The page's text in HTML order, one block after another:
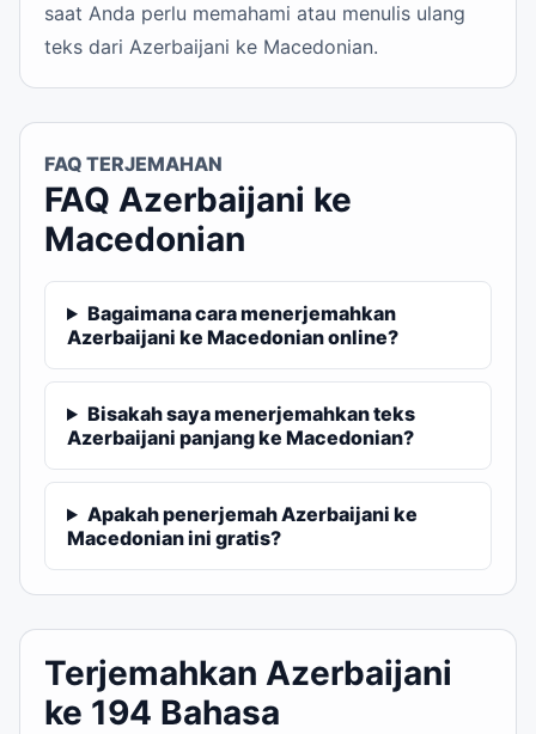
saat Anda perlu memahami atau menulis ulang
teks dari Azerbaijani ke Macedonian.
FAQ TERJEMAHAN
FAQ Azerbaijani ke
Macedonian
Bagaimana cara menerjemahkan
Azerbaijani ke Macedonian online?
Bisakah saya menerjemahkan teks
Azerbaijani panjang ke Macedonian?
Apakah penerjemah Azerbaijani ke
Macedonian ini gratis?
Terjemahkan Azerbaijani
ke 194 Bahasa